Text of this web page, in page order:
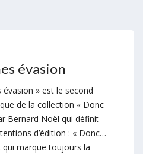
évasion
évasion » est le second
de la collection « Donc
Bernard Noël qui définit
d’édition : « Donc…
marque toujours la